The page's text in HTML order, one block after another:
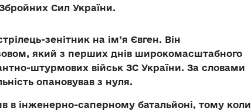
Сил України.
зенітник на ім’я Євген. Він
який з перших днів широкомасштабного
штурмових військ ЗС України. За словами
опановував з нуля.
в інженерно-саперному батальйоні, тому коли